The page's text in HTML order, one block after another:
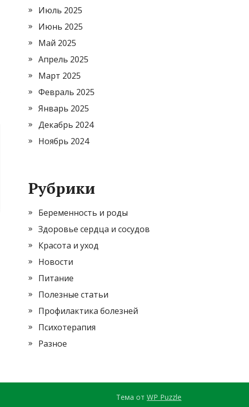
Июль 2025
Июнь 2025
Май 2025
Апрель 2025
Март 2025
Февраль 2025
Январь 2025
Декабрь 2024
Ноябрь 2024
Рубрики
Беременность и роды
Здоровье сердца и сосудов
Красота и уход
Новости
Питание
Полезные статьи
Профилактика болезней
Психотерапия
Разное
Тема от WP Puzzle